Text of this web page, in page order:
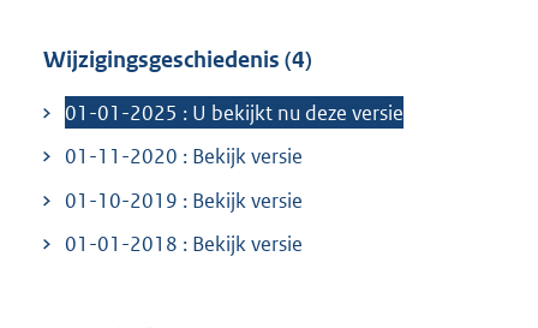
i
n
Wijzigingsgeschiedenis (4)
01-01-2025 : U bekijkt nu deze versie
01-11-2020 : Bekijk versie
01-10-2019 : Bekijk versie
01-01-2018 : Bekijk versie